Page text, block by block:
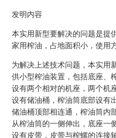
发明内容
本实用新型要解决的问题是提
家用榨油，占地面积小，使用
为解决上述技术问题，本实用
供小型榨油装置，包括底座、
设有两个相对的机座，两个机
设有储油桶，榨油筒底部设有
储油桶顶部相连通，榨油筒内
从榨油筒的一侧伸出，底座一
设有皮带，皮带与榨螺的连接